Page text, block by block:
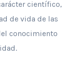
científico,
de vida de las
conocimiento